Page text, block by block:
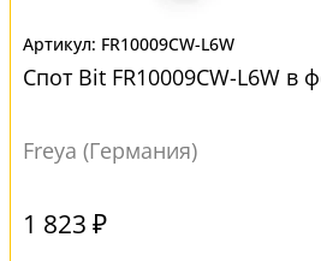
FR10009CW-L6W
Спот Bit FR10009CW-L6W в
Freya (Германия)
1 823 ₽